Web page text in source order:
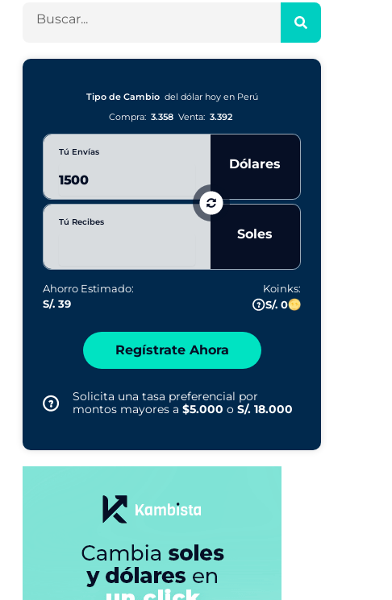
c
Tipo de Cambio del dólar hoy en Perú
Compra: 3.358 Venta: 3.392
Tú Envías
Dólares
Tú Recibes
Soles
Ahorro Estimado:
S/. 39
Koinks:
S/. 0
Regístrate Ahora
Solicita una tasa preferencial por
montos mayores a $5.000 o S/. 18.000
sí